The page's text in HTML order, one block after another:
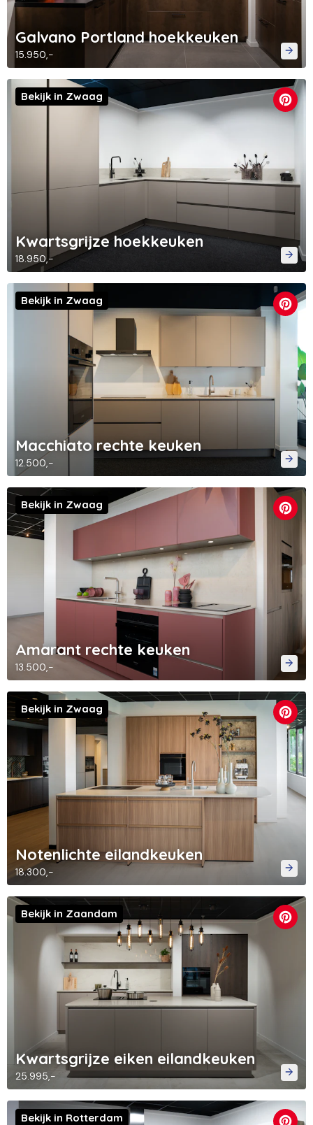
Galvano Portland hoekkeuken
15.950,-
Kwartsgrijze hoekkeuken
18.950,-
Bekijk in Zwaag
Macchiato rechte keuken
12.500,-
Bekijk in Zwaag
Amarant rechte keuken
13.500,-
Bekijk in Zwaag
Notenlichte eilandkeuken
18.300,-
Bekijk in Zwaag
Kwartsgrijze eiken eilandkeuken
25.995,-
Bekijk in Zaandam
Bekijk in Rotterdam